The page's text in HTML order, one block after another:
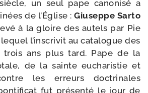
siècle, un seul pape cano­ni­sé a
de l’Église : Giuseppe Sarto
à la gloire des autels par Pie
l’ins­cri­vit au cata­logue des
trois ans plus tard. Pape de la
de la sainte eucha­ris­tie et
les erreurs doc­tri­nales
fut pré­sen­té le jour de